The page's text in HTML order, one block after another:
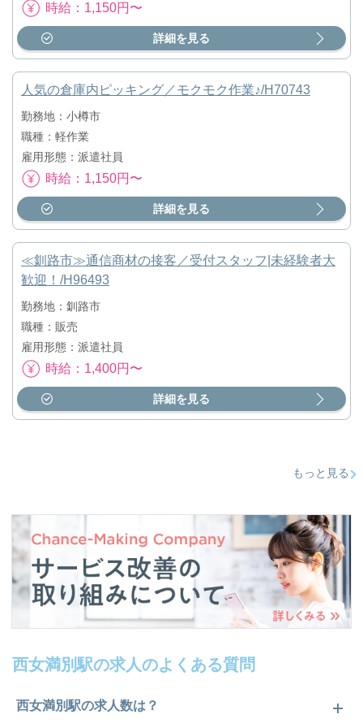
時給：1,150円〜
詳細を見る
人気の倉庫内ピッキング／モクモク作業♪/H70743
勤務地：小樽市
職種：軽作業
雇用形態：派遣社員
時給：1,150円〜
詳細を見る
≪釧路市≫通信商材の接客／受付スタッフ|未経験者大
歓迎！/H96493
勤務地：釧路市
職種：販売
雇用形態：派遣社員
時給：1,400円〜
詳細を見る
もっと見る
西女満別駅の求人のよくある質問
西女満別駅の求人数は？